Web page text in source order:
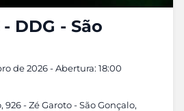
DDG - São
de 2026 - Abertura: 18:00
926 - Zé Garoto - São Gonçalo,